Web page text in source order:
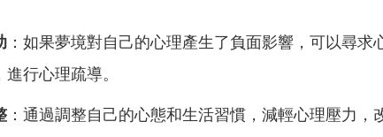
：如果夢境對自己的心理產生了負面影響，可以尋求
進行心理疏導。
：通過調整自己的心態和生活習慣，減輕心理壓力，